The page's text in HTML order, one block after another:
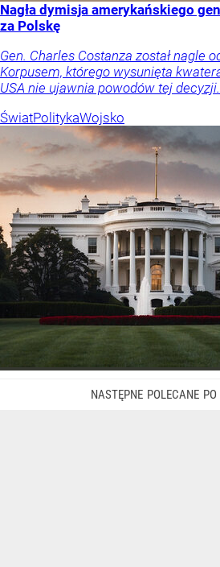
Nagła dymisja amerykańskiego
za Polskę
Gen. Charles Costanza został nagle
Korpusem, którego wysunięta
USA nie ujawnia powodów tej decyzji.
ŚwiatPolitykaWojsko